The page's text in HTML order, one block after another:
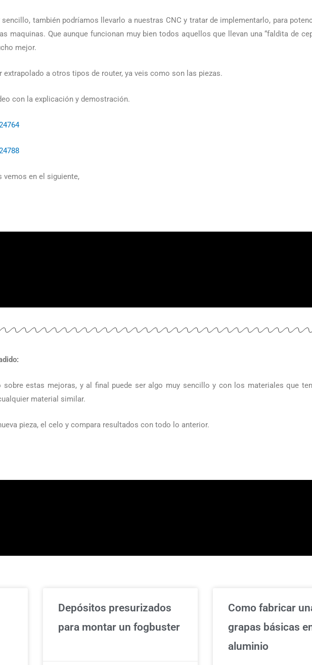
también podríamos llevarlo a nuestras CNC y tratar de implementarlo, para
maquinas. Que aunque funcionan muy bien todos aquellos que llevan una “faldita de
mejor.
a otros tipos de router, ya veis como son las piezas.
con la explicación y demostración.
vemos en el siguiente,
sobre estas mejoras, y al final puede ser algo muy sencillo y con los materiales que
material similar.
pieza, el celo y compara resultados con todo lo anterior.
Depósitos presurizados
para montar un fogbuster
Como fabricar
grapas básicas
aluminio